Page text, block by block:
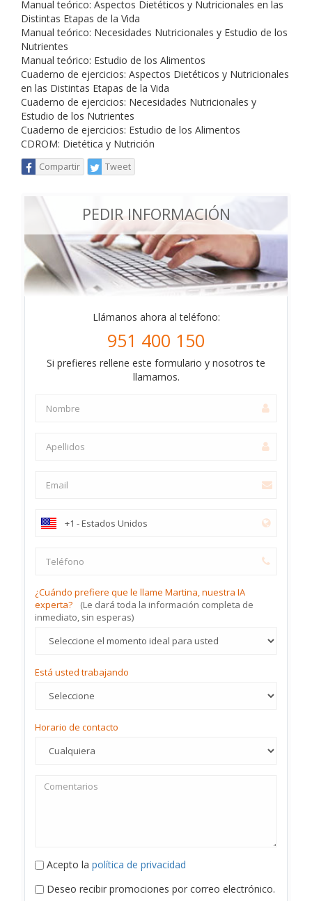
Manual teórico: Aspectos Dietéticos y Nutricionales en las
Distintas Etapas de la Vida
Manual teórico: Necesidades Nutricionales y Estudio de los
Nutrientes
Manual teórico: Estudio de los Alimentos
Cuaderno de ejercicios: Aspectos Dietéticos y Nutricionales
en las Distintas Etapas de la Vida
Cuaderno de ejercicios: Necesidades Nutricionales y
Estudio de los Nutrientes
Cuaderno de ejercicios: Estudio de los Alimentos
CDROM: Dietética y Nutrición
Compartir Tweet
PEDIR INFORMACIÓN
Llámanos ahora al teléfono:
951 400 150
Si prefieres rellene este formulario y nosotros te
llamamos.
¿Cuándo prefiere que le llame Martina, nuestra IA
experta?
(Le dará toda la información completa de
inmediato, sin esperas)
Está usted trabajando
Horario de contacto
Acepto la política de privacidad
Deseo recibir promociones por correo electrónico.